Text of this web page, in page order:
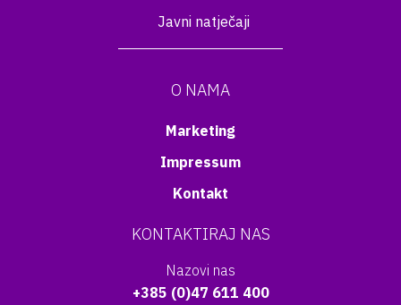
Javni natječaji
O NAMA
Marketing
Impressum
Kontakt
KONTAKTIRAJ NAS
Nazovi nas
+385 (0)47 611 400